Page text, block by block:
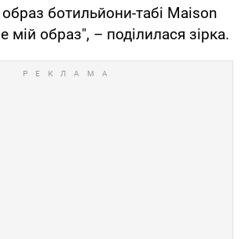
ботильйони-табі Maison
мій образ", – поділилася зірка.